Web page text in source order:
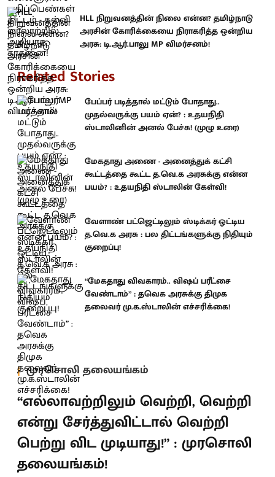
HLL நிறுவனத்தின் நிலை என்ன? தமிழ்நாடு
அரசின் கோரிக்கையை நிராகரித்த ஒன்றிய
அரசு: டி.ஆர்.பாலு MP விமர்சனம்!
Related Stories
பேப்பர் படித்தால் மட்டும் போதாது..
முதல்வருக்கு பயம் ஏன்? : உதயநிதி
ஸ்டாலினின் அனல் பேச்சு! (முழு உரை)
மேகதாது அணை - அனைத்துக் கட்சி
கூட்டத்தை கூட்ட த.வெ.க அரசுக்கு என்ன
பயம்? : உதயநிதி ஸ்டாலின் கேள்வி!
வேளாண் பட்ஜெட்டிலும் ஸ்டிக்கர் ஒட்டிய
த.வெ.க அரசு : பல திட்டங்களுக்கு நிதியும்
குறைப்பு!
“மேகதாது விவகாரம்.. விஷப் பரீட்சை
வேண்டாம்” : தவெக அரசுக்கு திமுக
தலைவர் மு.க.ஸ்டாலின் எச்சரிக்கை!
முரசொலி தலையங்கம்
“எல்லாவற்றிலும் வெற்றி, வெற்றி
என்று சேர்த்துவிட்டால் வெற்றி
பெற்று விட முடியாது!” : முரசொலி
தலையங்கம்!